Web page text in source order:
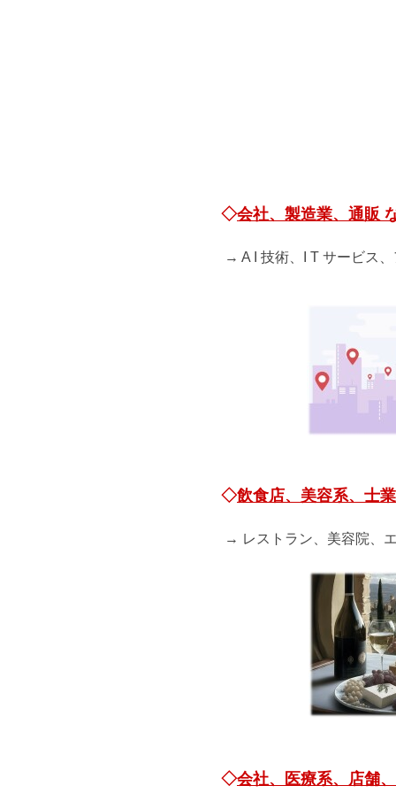
◇会社、製造業、通販
→ A I 技術、I T サービス
◇飲食店、美容系、士
→ レストラン、美容院、
◇会社、医療系、店舗